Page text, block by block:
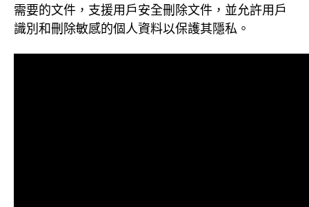
需要的文件，支援用戶安全刪除文件，並允許用戶
識別和刪除敏感的個人資料以保護其隱私。